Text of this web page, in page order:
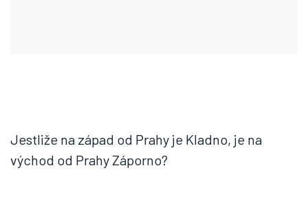
Jestliže na západ od Prahy je Kladno, je na
východ od Prahy Záporno?